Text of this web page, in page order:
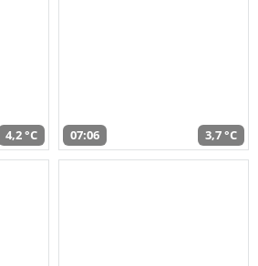
4,2 °C 07:06 3,7 °C